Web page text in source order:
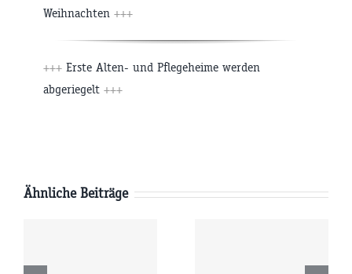
Weihnachten +++
+++ Erste Alten- und Pflegeheime werden
abgeriegelt +++
Ähnliche Beiträge
Dienstag